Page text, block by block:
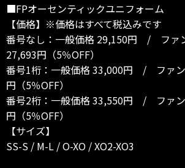
■FPオーセンティックユニフォーム
【価格】※価格はすべて税込みです
番号なし：一般価格 29,150円 / ファ
27,693円（5％OFF）
番号1桁：一般価格 33,000円 / ファ
円（5％OFF）
番号2桁：一般価格 33,550円 / ファン
円（5％OFF）
【サイズ】
SS-S / M-L / O-XO / XO2-XO3